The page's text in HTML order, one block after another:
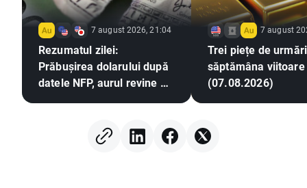
7 august 2026, 21:04
Rezumatul zilei:
Prăbușirea dolarului după
datele NFP, aurul revine pe
7 august
Trei piețe de
săptămâna viitoare
(07.08.2026)